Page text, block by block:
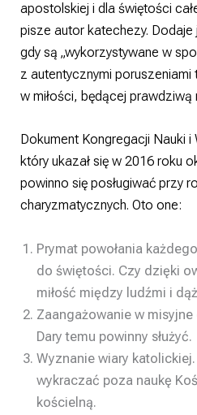
apostolskiej i dla świętości
pisze autor katechezy.
gdy są „wykorzystywane w
z autentycznymi
w miłości, będącej prawdziwą
Dokument Kongregacji Nauki i
który ukazał się w 2016 roku
powinno się posługiwać przy
charyzmatycznych. Oto one:
Prymat powołania
do świętości. Czy dzięki
miłość między ludźmi i
Zaangażowanie w misyjne
Dary temu powinny służyć.
Wyznanie wiary
wykraczać poza naukę
kościelną.